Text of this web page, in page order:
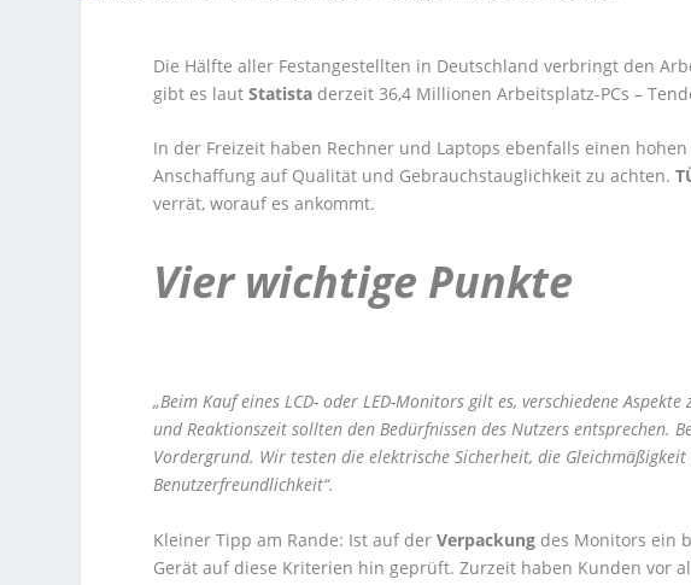
Die Hälfte aller Festangestellten in Deutschland verbringt den
gibt es lautStatista derzeit 36,4 Millionen Arbeitsplatz-PCs –
In der Freizeit haben Rechner und Laptops ebenfalls einen
Anschaffung auf Qualität und Gebrauchstauglichkeit zu achten.
verrät, worauf es ankommt.
Vier wichtige Punkte
„Beim Kauf eines LCD- oder LED-Monitors gilt es, verschiedene
und Reaktionszeit sollten den Bedürfnissen des Nutzers entsprechen.
Vordergrund. Wir testen die elektrische Sicherheit, die
Benutzerfreundlichkeit“.
Kleiner Tipp am Rande: Ist auf derVerpackung des Monitors ein
Gerät auf diese Kriterien hin geprüft. Zurzeit haben Kunden vor